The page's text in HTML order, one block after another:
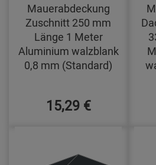
Mauerabdeckung
Zuschnitt 250 mm
Länge 1 Meter
Aluminium walzblank
0,8 mm (Standard)
15,29 €